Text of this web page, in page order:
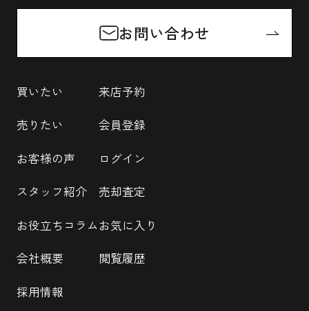
お問い合わせ
買いたい
売りたい
お客様の声
スタッフ紹介
お役立ちコラム
会社概要
採用情報
来店予約
会員登録
ログイン
売却査定
お気に入り
閲覧履歴